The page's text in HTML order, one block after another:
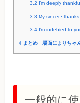
3.2 I’m deeply
3.3 My sincere thanks
3.4I’m indebted to
4 まとめ：場面によりちゃ
一般的に